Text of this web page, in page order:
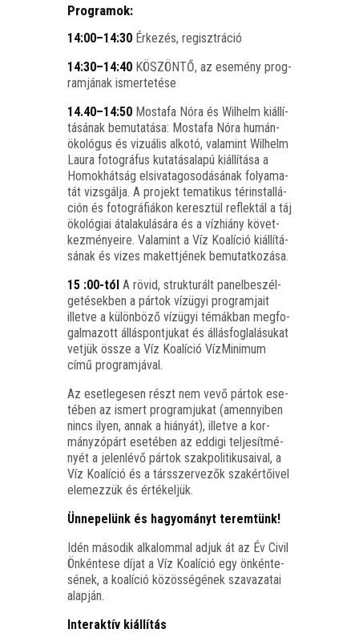
Programok:
14:00–14:30 Érke­zés, regisztráció
14:30–14:40 KÖSZÖNTŐ, az ese­mény prog­
ram­já­nak ismertetése
14.40–14:50 Mos­ta­fa Nóra és Wil­helm kiál­lí­
tá­sá­nak bemu­ta­tá­sa: Mos­ta­fa Nóra humán­
öko­ló­gus és vizu­á­lis alko­tó, vala­mint Wil­helm
Lau­ra fotog­rá­fus kuta­tás­ala­pú kiál­lí­tá­sa a
Homok­hát­ság elsi­va­ta­go­so­dá­sá­nak folya­ma­
tát vizs­gál­ja. A pro­jekt tema­ti­kus tér­ins­tal­lá­
ci­ón és fotog­rá­fi­á­kon keresz­tül ref­lek­tál a táj
öko­ló­gi­ai átala­ku­lá­sá­ra és a víz­hi­ány követ­
kez­mé­nye­i­re. Vala­mint a Víz Koa­lí­ció kiál­lí­tá­
sá­nak és vizes makett­jé­nek bemutatkozása.
15 :00-tól A rövid, struk­tu­rált panel­be­szél­
ge­té­sek­ben a pár­tok víz­ügyi prog­ram­ja­it
illet­ve a külön­bö­ző víz­ügyi témák­ban meg­fo­
gal­ma­zott állás­pont­ju­kat és állás­fog­la­lá­su­kat
vet­jük össze a Víz Koa­lí­ció Víz­Mi­ni­mum
című programjával.
Az eset­le­ge­sen részt nem vevő pár­tok ese­
té­ben az ismert prog­ram­ju­kat (amennyi­ben
nincs ilyen, annak a hiá­nyát), illet­ve a kor­
mány­zó­párt ese­té­ben az eddi­gi tel­je­sít­mé­
nyét a jelen­lé­vő pár­tok szak­po­li­ti­ku­sa­i­val, a
Víz Koa­lí­ció és a társ­szer­ve­zők szak­ér­tő­i­vel
ele­mez­zük és értékeljük.
Ünne­pe­lünk és hagyo­mányt teremtünk!
Idén máso­dik alka­lom­mal adjuk át az Év Civil
Önkén­te­se díjat a Víz Koa­lí­ció egy önkén­te­
sé­nek, a koa­lí­ció közös­sé­gé­nek sza­va­za­tai
alapján.
Inter­ak­tív kiállítás